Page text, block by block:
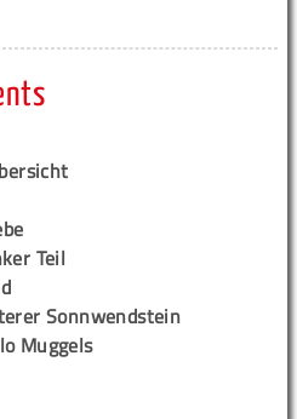
Teil
Sonnwendstein
Muggels